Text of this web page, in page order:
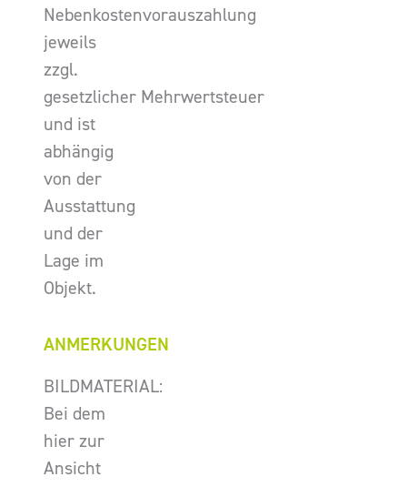
Nebenkostenvorauszahlung
jeweils
zzgl.
gesetzlicher Mehrwertsteuer
und ist
abhängig
von der
Ausstattung
und der
Lage im
Objekt.
ANMERKUNGEN
BILDMATERIAL:
Bei dem
hier zur
Ansicht